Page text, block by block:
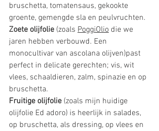
bruschetta, tomatensaus, gekookte
groente, gemengde sla en peulvruchten.
Zoete olijfolie (zoals PoggiOlio die we
jaren hebben verbouwd. Een
monocultivar van ascolana olijven)past
perfect in delicate gerechten; vis, wit
vlees, schaaldieren, zalm, spinazie en op
bruschetta.
Fruitige olijfolie (zoals mijn huidige
olijfolie Ed adoro) is heerlijk in salades,
op bruschetta, als dressing, op vlees en